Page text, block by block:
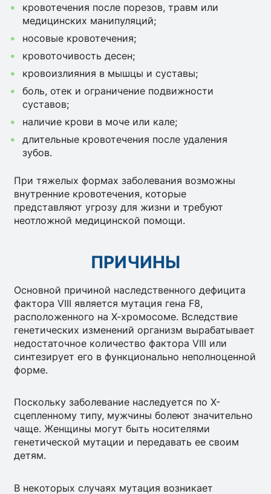
кровотечения после порезов, травм или
медицинских манипуляций;
носовые кровотечения;
кровоточивость десен;
кровоизлияния в мышцы и суставы;
боль, отек и ограничение подвижности
суставов;
наличие крови в моче или кале;
длительные кровотечения после удаления
зубов.
При тяжелых формах заболевания возможны
внутренние кровотечения, которые
представляют угрозу для жизни и требуют
неотложной медицинской помощи.
ПРИЧИНЫ
Основной причиной наследственного дефицита
фактора VIII является мутация гена F8,
расположенного на Х-хромосоме. Вследствие
генетических изменений организм вырабатывает
недостаточное количество фактора VIII или
синтезирует его в функционально неполноценной
форме.
Поскольку заболевание наследуется по Х-
сцепленному типу, мужчины болеют значительно
чаще. Женщины могут быть носителями
генетической мутации и передавать ее своим
детям.
В некоторых случаях мутация возникает